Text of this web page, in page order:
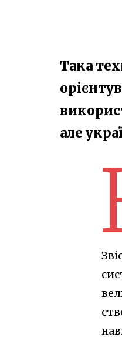
Така
але